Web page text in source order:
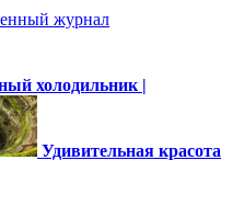
холодильник |
Удивительная красота